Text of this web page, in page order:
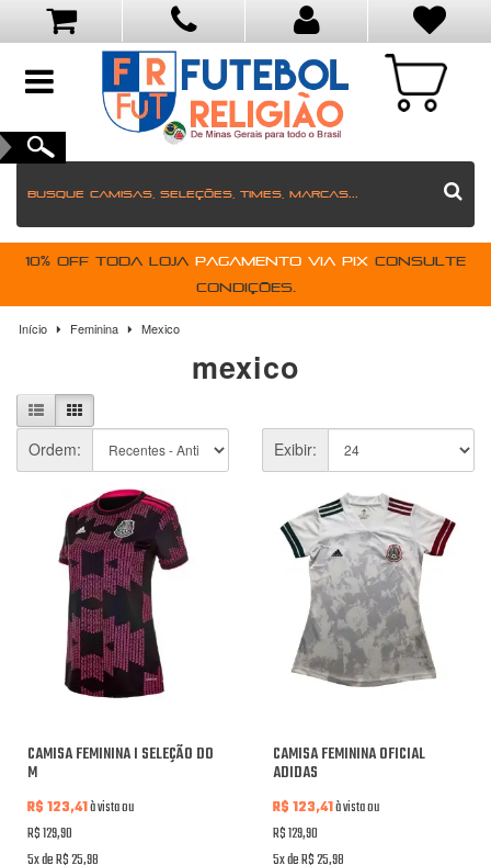
toggle
10% OFF toda loja pagamento via PIX Consulte
condições.
Início Feminina Mexico
mexico
Ordem: Exibir:
CAMISA FEMININA I SELEÇÃO DO
M
R$ 123,41à vista ou
R$ 129,90
5x de R$ 25,98
CAMISA FEMININA OFICIAL
ADIDAS
R$ 123,41à vista ou
R$ 129,90
5x de R$ 25,98